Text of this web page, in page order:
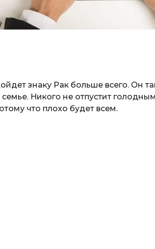
знаку Рак больше всего. Он
семье. Никого не отпустит
что плохо будет всем.